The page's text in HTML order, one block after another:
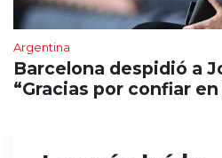
Argentina
Barcelona despidió a
“Gracias por confiar